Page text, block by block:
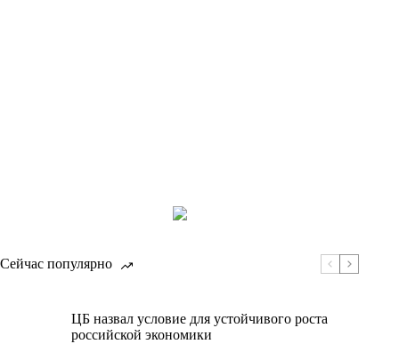
Сейчас популярно
ЦБ назвал условие для устойчивого роста
российской экономики